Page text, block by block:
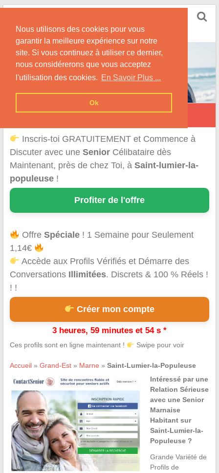
Nous utilisons des cookies pour vous
garantir la meilleure expérience sur notre
site. Si vous continuez à utiliser ce dernier,
nous considérerons que vous acceptez
l'utilisation des cookies. En Savoir Plus ...
Ok
Skip
content
Conseils & Infos pour la Rencontre d'une Senior
Saint-Lumier-la-Populeuse
Inscris-toi GRATUITEMENT et Commence à
Discuter avec une SeniorCélibataire dès
Maintenant, près de chez Toi, à Saint-lumier-la-
populeuse!
Profiter de l'offre
OffreSpéciale ! 1 Semaine pour Seulement
1,14€
Accède aux Profils Vérifiés et Démarre des
Conversations Illimitées. Discrets & 100 % Réels !
! !
Créer mon compte
3 heures, 59 minutes et 54 s *
Ces profils sont en ligne maintenant ! Swipe pour voir
Accueil» Grand-Est» Marne » Saint-Lumier-la-Populeuse
Intéressé par une
Relation Sérieuse
avec une Senior
Marnaise
Habitant sur
Saint-Lumier-la-
Populeuse ?
Grande Variété de
Profils de